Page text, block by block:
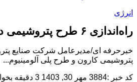
انرژی
راه‌اندازی ۶ طرح پتروشیمی در سال جاری
پتروشیمی کارون و طرح پلی آلومینیوم...
کد خبر :3884 مهر 30, 1403 3 دقیقه بخوانید